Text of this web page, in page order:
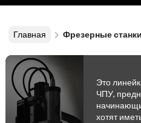
Главная Фрезерные
Это
ЧПУ,
хотят